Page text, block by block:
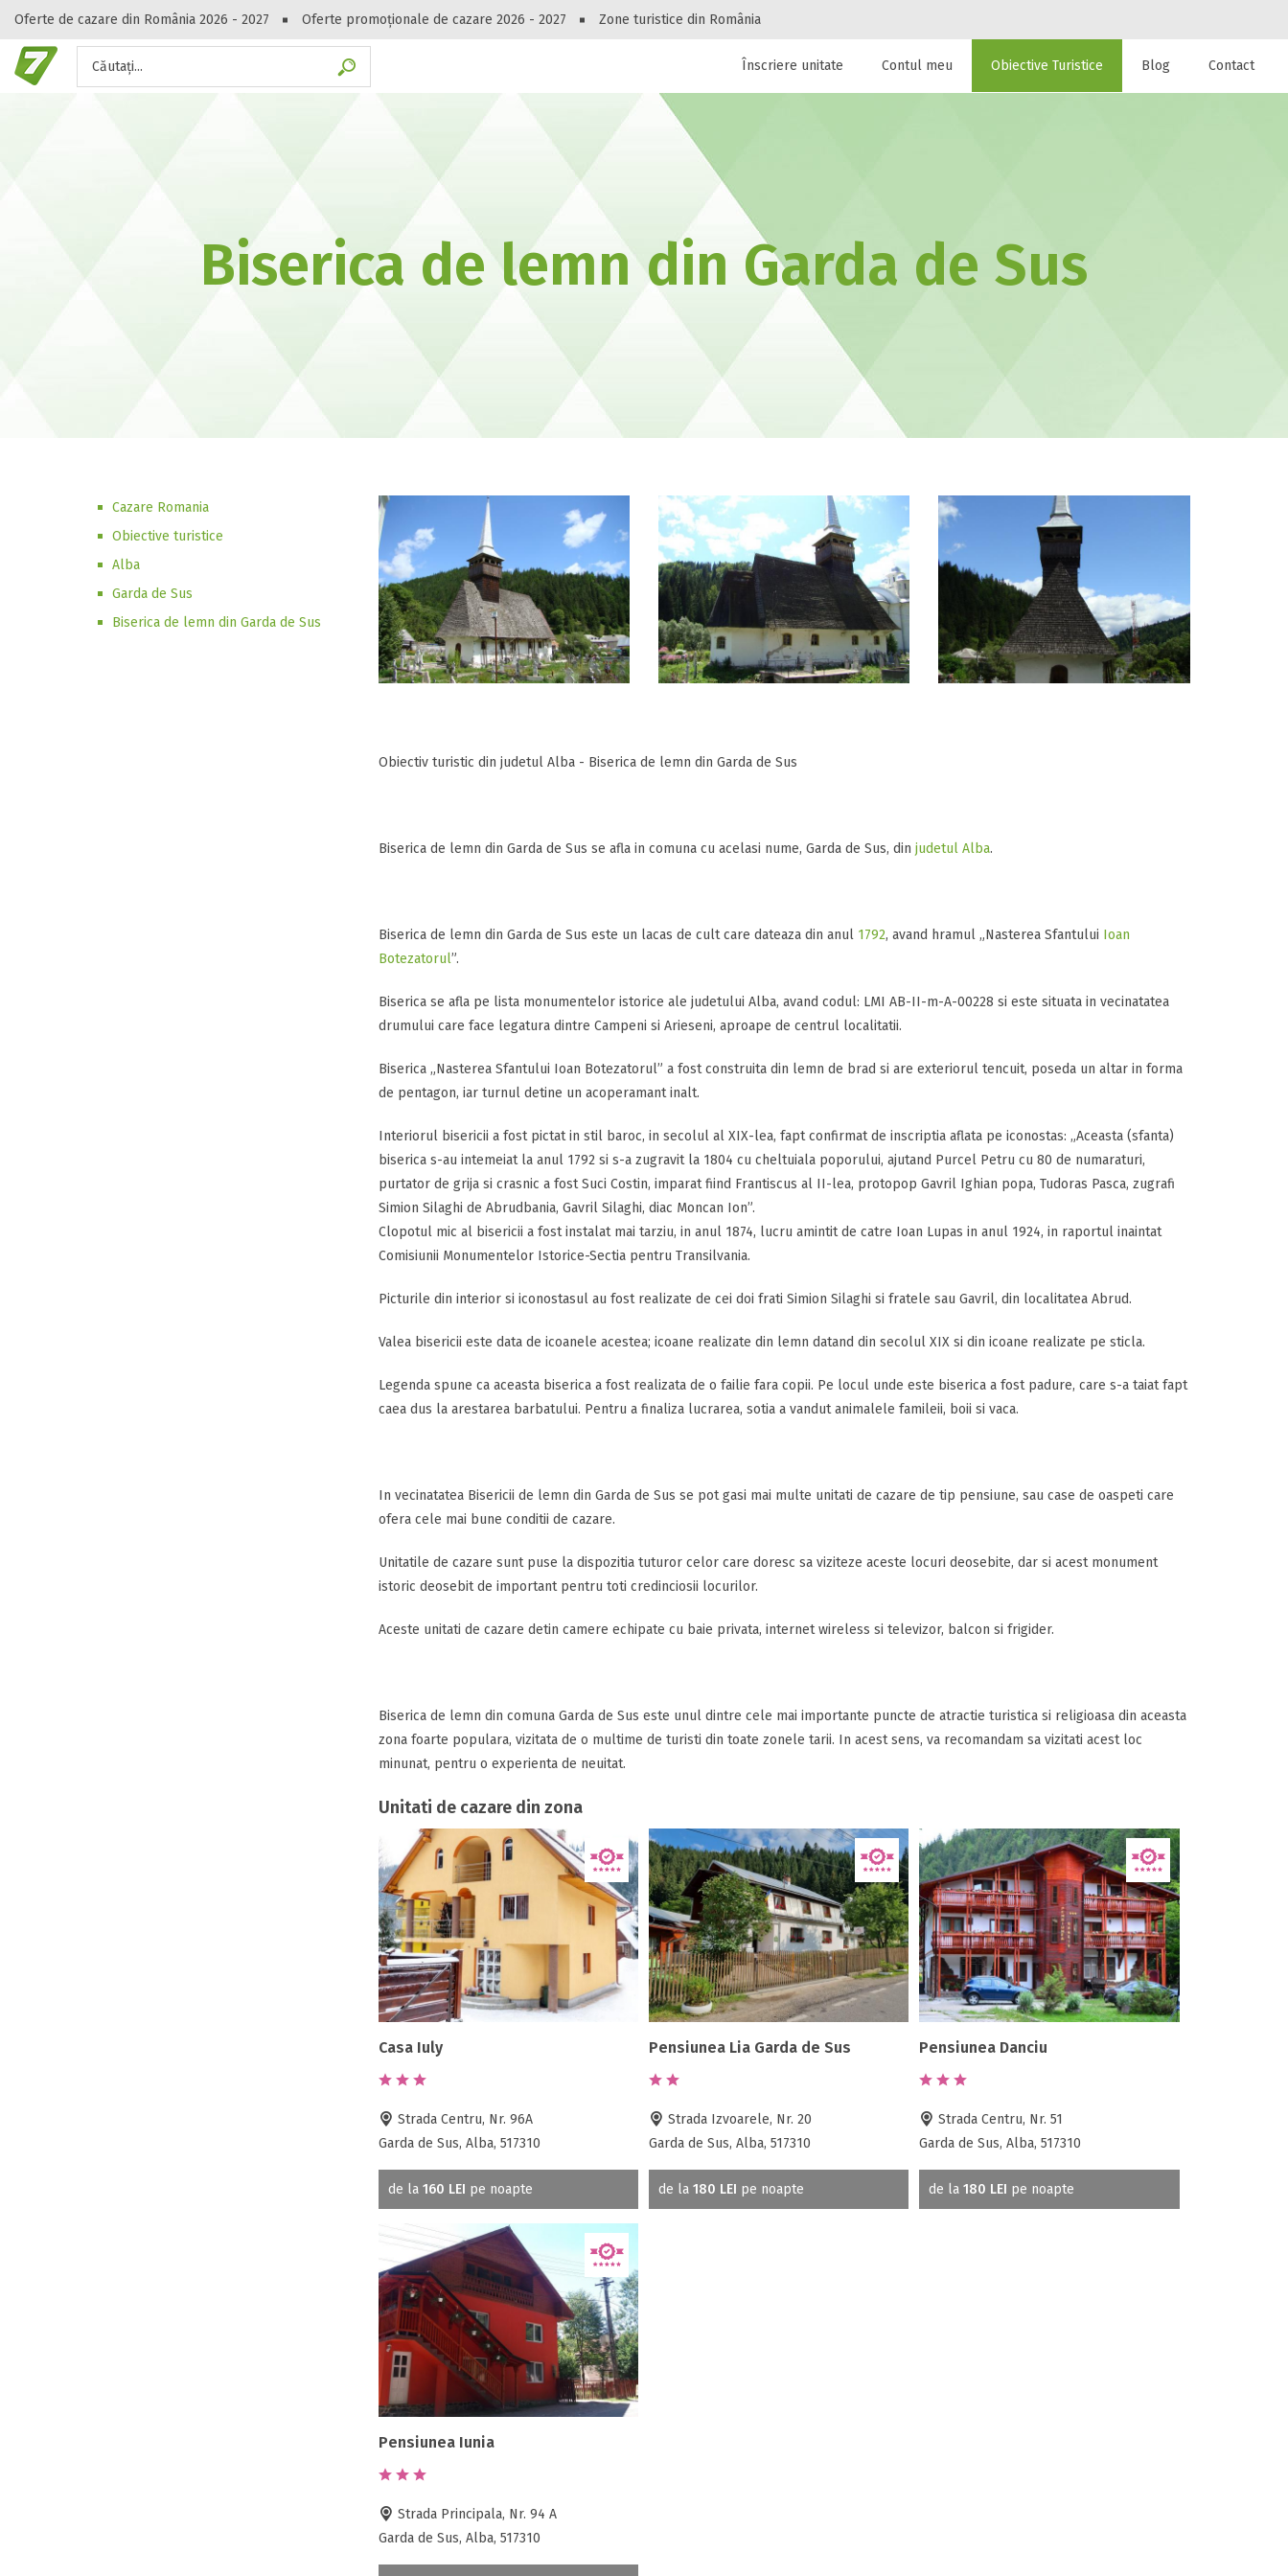
Oferte de cazare din România 2026 - 2027 Oferte promoționale de cazare 2026 - 2027 Zone turistice din România
Căutați...
Peste 10544 oferte de cazare!
Gasești hoteluri, pensiuni, vile, apartamente sau alte unitați de cazare la
cel mai bun preț.
Înscriere unitate Contul meu Obiective Turistice Blog Contact
Biserica de lemn din Garda de Sus
Cazare Romania
Obiective turistice
Alba
Garda de Sus
Biserica de lemn din Garda de Sus
Obiectiv turistic din judetul Alba - Biserica de lemn din Garda de Sus
Biserica de lemn din Garda de Sus se afla in comuna cu acelasi nume, Garda de Sus, din judetul Alba.
Biserica de lemn din Garda de Sus este un lacas de cult care dateaza din anul 1792, avand hramul „Nasterea Sfantului Ioan
Botezatorul”.
Biserica se afla pe lista monumentelor istorice ale judetului Alba, avand codul: LMI AB-II-m-A-00228 si este situata in vecinatatea
drumului care face legatura dintre Campeni si Arieseni, aproape de centrul localitatii.
Biserica „Nasterea Sfantului Ioan Botezatorul” a fost construita din lemn de brad si are exteriorul tencuit, poseda un altar in forma
de pentagon, iar turnul detine un acoperamant inalt.
Interiorul bisericii a fost pictat in stil baroc, in secolul al XIX-lea, fapt confirmat de inscriptia aflata pe iconostas: „Aceasta (sfanta)
biserica s-au intemeiat la anul 1792 si s-a zugravit la 1804 cu cheltuiala poporului, ajutand Purcel Petru cu 80 de numaraturi,
purtator de grija si crasnic a fost Suci Costin, imparat fiind Frantiscus al II-lea, protopop Gavril Ighian popa, Tudoras Pasca, zugrafi
Simion Silaghi de Abrudbania, Gavril Silaghi, diac Moncan Ion”.
Clopotul mic al bisericii a fost instalat mai tarziu, in anul 1874, lucru amintit de catre Ioan Lupas in anul 1924, in raportul inaintat
Comisiunii Monumentelor Istorice-Sectia pentru Transilvania.
Picturile din interior si iconostasul au fost realizate de cei doi frati Simion Silaghi si fratele sau Gavril, din localitatea Abrud.
Valea bisericii este data de icoanele acestea; icoane realizate din lemn datand din secolul XIX si din icoane realizate pe sticla.
Legenda spune ca aceasta biserica a fost realizata de o failie fara copii. Pe locul unde este biserica a fost padure, care s-a taiat fapt
caea dus la arestarea barbatului. Pentru a finaliza lucrarea, sotia a vandut animalele famileii, boii si vaca.
In vecinatatea Bisericii de lemn din Garda de Sus se pot gasi mai multe unitati de cazare de tip pensiune, sau case de oaspeti care
ofera cele mai bune conditii de cazare.
Unitatile de cazare sunt puse la dispozitia tuturor celor care doresc sa viziteze aceste locuri deosebite, dar si acest monument
istoric deosebit de important pentru toti credinciosii locurilor.
Aceste unitati de cazare detin camere echipate cu baie privata, internet wireless si televizor, balcon si frigider.
Biserica de lemn din comuna Garda de Sus este unul dintre cele mai importante puncte de atractie turistica si religioasa din aceasta
zona foarte populara, vizitata de o multime de turisti din toate zonele tarii. In acest sens, va recomandam sa vizitati acest loc
minunat, pentru o experienta de neuitat.
Unitati de cazare din zona
Casa Iuly
Strada Centru, Nr. 96A
Garda de Sus, Alba, 517310
de la 160 LEI pe noapte
Pensiunea Lia Garda de Sus
Strada Izvoarele, Nr. 20
Garda de Sus, Alba, 517310
de la 180 LEI pe noapte
Pensiunea Danciu
Strada Centru, Nr. 51
Garda de Sus, Alba, 517310
de la180 LEI pe noapte
Pensiunea Iunia
Strada Principala, Nr. 94 A
Garda de Sus, Alba, 517310